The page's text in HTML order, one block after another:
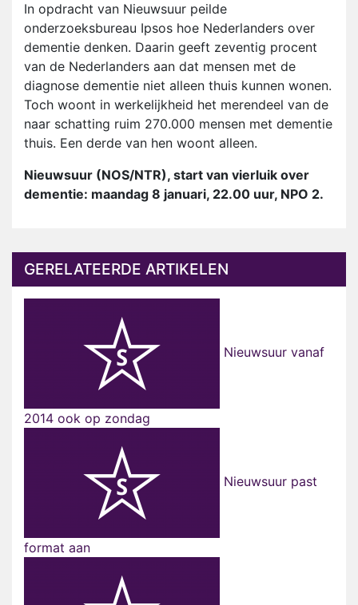
In opdracht van Nieuwsuur peilde
onderzoeksbureau Ipsos hoe Nederlanders over
dementie denken. Daarin geeft zeventig procent
van de Nederlanders aan dat mensen met de
diagnose dementie niet alleen thuis kunnen wonen.
Toch woont in werkelijkheid het merendeel van de
naar schatting ruim 270.000 mensen met dementie
thuis. Een derde van hen woont alleen.
Nieuwsuur (NOS/NTR), start van vierluik over
dementie: maandag 8 januari, 22.00 uur, NPO 2.
GERELATEERDE ARTIKELEN
Nieuwsuur vanaf
2014 ook op zondag
Nieuwsuur past
format aan